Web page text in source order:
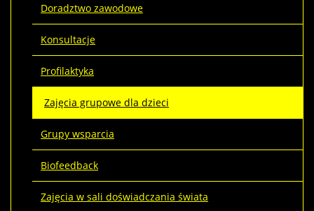
Doradztwo zawodowe
Konsultacje
Profilaktyka
Zajęcia grupowe dla dzieci
Grupy wsparcia
Biofeedback
Zajęcia w sali doświadczania świata